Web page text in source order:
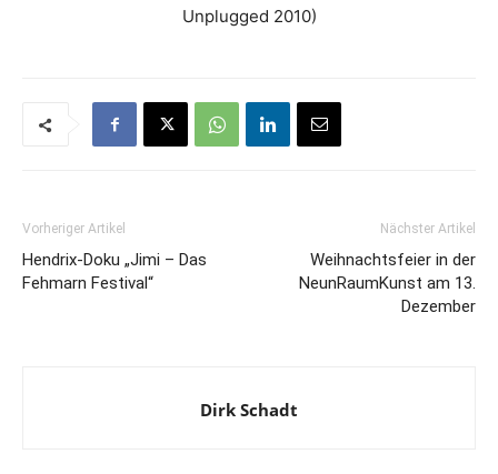
Unplugged 2010)
Vorheriger Artikel
Hendrix‐Doku „Jimi – Das
Fehmarn Festival“
Nächster Artikel
Weihnachtsfeier in der
NeunRaumKunst am 13.
Dezember
Dirk Schadt